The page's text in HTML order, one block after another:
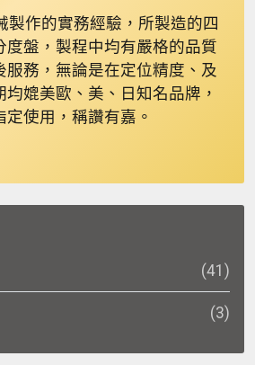
製作的實務經驗，所製造的四
度盤，製程中均有嚴格的品質
服務，無論是在定位精度、及
媲美歐、美、日知名品牌，
定使用，稱讚有嘉。
(41)
(3)